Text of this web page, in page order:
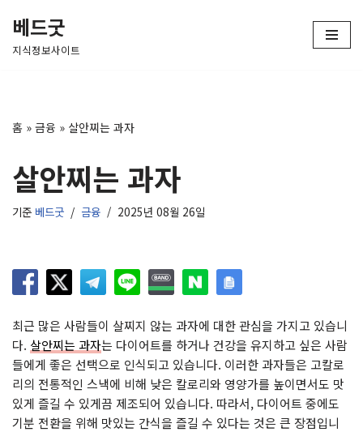
콘
건
기
베드굿
지식정보사이트
홈 » 금융 » 살안찌는 과자
살안찌는 과자
기준 베드굿 금융 2025년 08월 26일
최근 많은 사람들이 살찌지 않는 과자에 대한 관심을 가지고 있습니
다. 살안찌는 과자는 다이어트를 하거나 건강을 유지하고 싶은 사람
들에게 좋은 선택으로 인식되고 있습니다. 이러한 과자들은 고칼로
리의 전통적인 스낵에 비해 낮은 칼로리와 영양가를 높이면서도 맛
있게 즐길 수 있게끔 제조되어 있습니다. 따라서, 다이어트 중에도
기분 전환을 위해 맛있는 간식을 즐길 수 있다는 것은 큰 장점입니